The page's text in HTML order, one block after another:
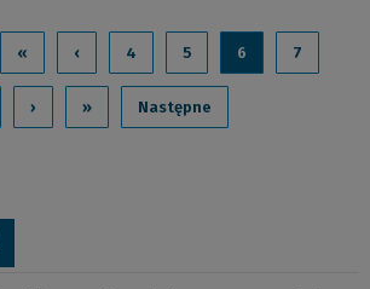
« ‹ 4 5 6 7
› » Następne